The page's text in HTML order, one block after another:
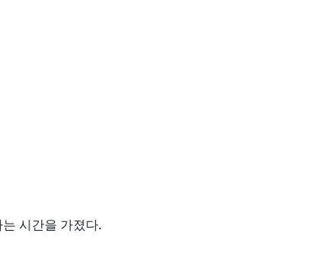
시간을 가졌다.